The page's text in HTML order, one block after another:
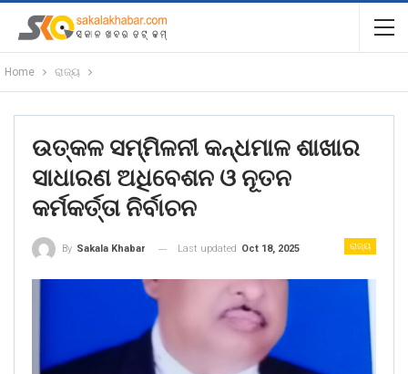
Home ରାଜ୍ୟ
ଉତ୍କଳ ସମ୍ମିଳନୀ କନ୍ଧମାଳ ଶାଖାର
ସାଧାରଣ ଅଧିବେଶନ ଓ ନୂତନ
କର୍ମକର୍ତ୍ତା ନିର୍ବାଚନ
ରାଜ୍ୟ
By Sakala Khabar Last updated Oct 18, 2025